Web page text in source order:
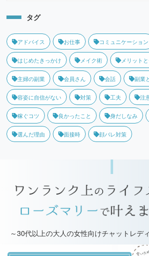
タグ
アドバイス お仕事 コミュニケーション
はじめたきっかけ メイク術 メリット
主婦の副業 会員さん 会話 副業
容姿に自信がない 対策 工夫 注
稼ぐコツ 良かったこと 身だしなみ
選んだ理由 面接時 顔バレ対策
～30代以上の大人の女性向けチャットレデ